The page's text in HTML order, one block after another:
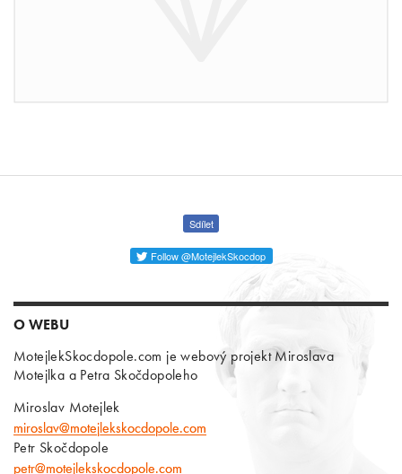
Sdílet
Follow @MotejlekSkocdop
O WEBU
MotejlekSkocdopole.com je webový projekt Miroslava
Motejlka a Petra Skočdopoleho
Miroslav Motejlek
miroslav@motejlekskocdopole.com
Petr Skočdopole
petr@motejlekskocdopole.com